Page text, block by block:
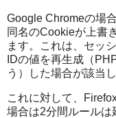
Google Chromeの場
同名のCookieが上書
ます。これは、セッ
IDの値を再生成（
う）した場合が該当し
これに対して、
場合は2分間ルール